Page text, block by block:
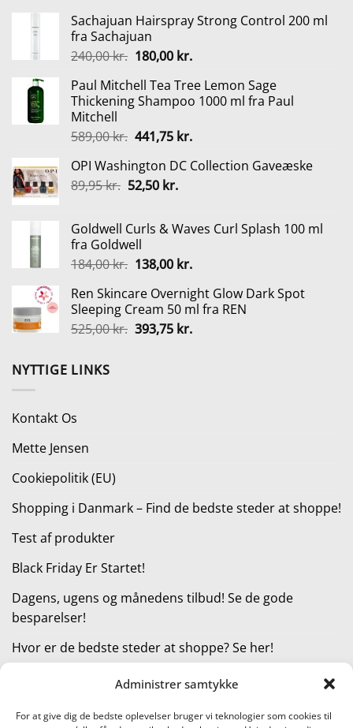
Administrer samtykke
For at give dig de bedste oplevelser bruger vi teknologier som cookies til
Sachajuan Hairspray Strong Control 200 ml
fra Sachajuan
240,00kr. Den
pris
var:
180,00 kr.Den
pris
er:
Paul Mitchell Tea Tree Lemon Sage
Thickening Shampoo 1000 ml fra Paul
Mitchell
589,00kr. Den
pris
var:
441,75 kr.Den
pris
OPI Washington DC Collection Gaveæske
89,95kr. Den
var:
89,95 kr..
52,50 kr.Den
er:
Goldwell Curls & Waves Curl Splash 100 ml
fra Goldwell
184,00kr. Den
pris
var:
184,00 kr..
138,00 kr.Den
pris
er:
138,00 kr..
Ren Skincare Overnight Glow Dark Spot
Sleeping Cream 50 ml fra REN
525,00kr. Den
393,75 kr.Den
NYTTIGE LINKS
Kontakt Os
Mette Jensen
Cookiepolitik (EU)
Shopping i Danmark – Find de bedste steder at shoppe!
Test af produkter
Black Friday Er Startet!
Dagens, ugens og månedens tilbud! Se de gode
besparelser!
Hvor er de bedste steder at shoppe? Se her!